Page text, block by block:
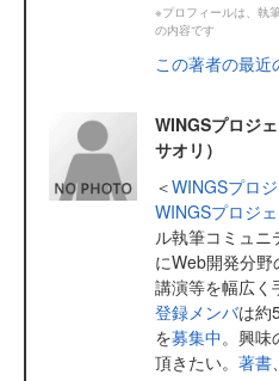
※プロフィールは、執
の内容です
この著者の最近
WINGSプロジ
サオリ）
＜WINGSプロ
WINGSプロジ
ル執筆コミュ
にWeb開発分野
講演等を幅広く
登録メンバは約
を募集中。興味
頂きたい。 著書